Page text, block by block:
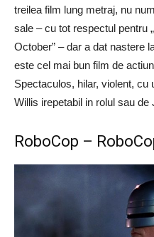
treilea film lung metraj, nu
sale – cu tot respectul pentru
October” – dar a dat nastere
este cel mai bun film de
Spectaculos, hilar, violent, cu
Willis irepetabil in rolul sau de
RoboCop –